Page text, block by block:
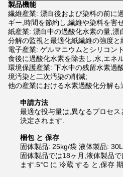
製品機能
繊維産業: 漂白後および染料の前に
ギー,時間を節約し,繊維や染料を害
紙産業: 漂白中の過酸化水素の量,漂
分解の監視と最適化紙繊維の強度と
電子産業: ゲルマニウムとシリコン
食後に過酸化水素を除去し,水,エネ
環境保護産業: 下水中の残留水素過
境汚染と二次汚染の削減;
他の産業における水素過酸化分解も
申請方法
最適な投与量は,異なるプロセ
決定されます.
梱包 と 保存
固体製品: 25kg/袋 液体製品:
固体製品では18ヶ月,液体製品
ます.5°C に 冷蔵 する と,保存